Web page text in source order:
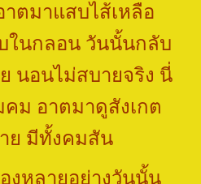
ตมาแสบไส้เหลือ
ในกลอน วันนั้นกลับ
นอนไม่สบายจริง นี่
ม อาตมาดูสังเกต
ย มีทั้งคมสัน
งหลายอย่างวันนั้น